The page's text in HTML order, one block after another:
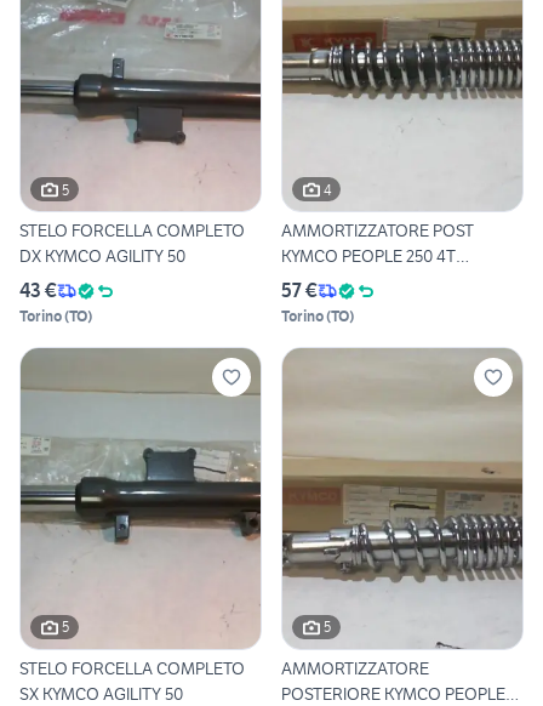
5
STELO FORCELLA COMPLETO
DX KYMCO AGILITY 50
43 €
Torino(TO)
4
AMMORTIZZATORE POST
KYMCO PEOPLE 250 4T
ORIGINALE
57 €
Torino(TO)
5
STELO FORCELLA COMPLETO
SX KYMCO AGILITY 50
5
AMMORTIZZATORE
POSTERIORE KYMCO PEOPLE